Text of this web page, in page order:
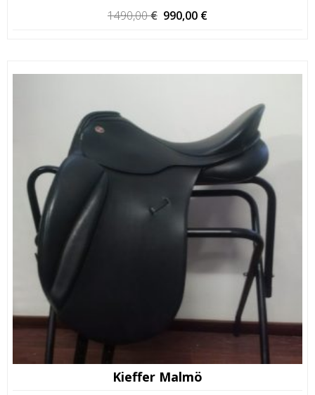
1490,00€ Alkuperäinen
990,00 €
Kieffer Malmö